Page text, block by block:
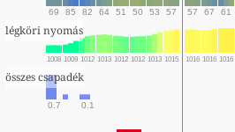
69 85 82 64 51 50 53 57 57 67 61
légköri nyomás
1008 1009 1012 1013 1012 1012 1013 1015 1016 1016 1016
összes csapadék
0.7 0.1